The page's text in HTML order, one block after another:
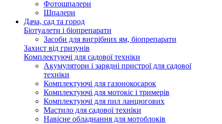
Фотошпалери
Шпалери
Дача, сад та город
Біотуалети і біопрепарати
Засоби для вигрібних ям, біопрепарати
Захист від гризунів
Комплектуючі для садової техніки
Акумулятори і зарядні пристрої для садової
техніки
Комплектуючі для газонокосарок
Комплектуючі для мотокіс і тримерів
Комплектуючі для пил ланцюгових
Мастило для садової техніки
Навісне обладнання для мотоблоків